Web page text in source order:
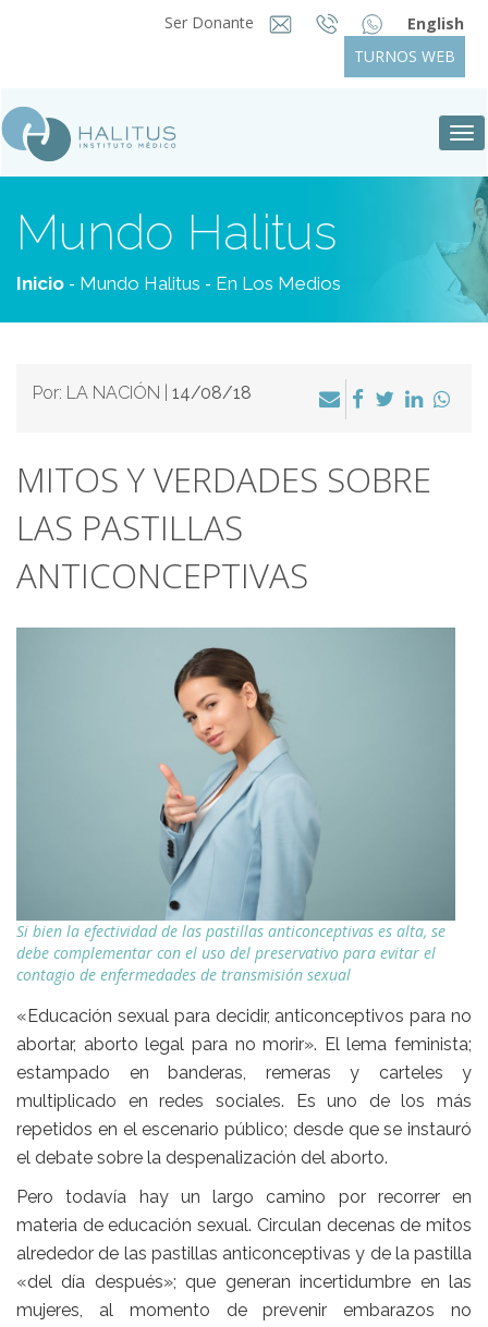
Ser Donante
English
TURNOS WEB
Mundo Halitus
Inicio - Mundo Halitus - En Los Medios
Por: LA NACIÓN | 14/08/18
MITOS Y VERDADES SOBRE
LAS PASTILLAS
ANTICONCEPTIVAS
Si bien la efectividad de las pastillas anticonceptivas es alta, se
debe complementar con el uso del preservativo para evitar el
contagio de enfermedades de transmisión sexual
«Educación sexual para decidir, anticonceptivos para no
abortar, aborto legal para no morir». El lema feminista;
estampado en banderas, remeras y carteles y
multiplicado en redes sociales. Es uno de los más
repetidos en el escenario público; desde que se instauró
el debate sobre la despenalización del aborto.
Pero todavía hay un largo camino por recorrer en
materia de educación sexual. Circulan decenas de mitos
alrededor de las pastillas anticonceptivas y de la pastilla
«del día después»; que generan incertidumbre en las
mujeres, al momento de prevenir embarazos no